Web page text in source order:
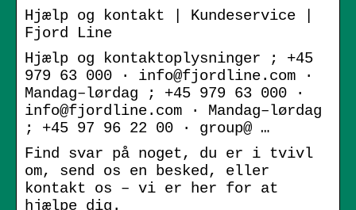
Hjælp og kontakt | Kundeservice |
Fjord Line
Hjælp og kontaktoplysninger ; +45
979 63 000 · info@fjordline.com ·
Mandag–lørdag ; +45 979 63 000 ·
info@fjordline.com · Mandag–lørdag
; +45 97 96 22 00 · group@ …
Find svar på noget, du er i tvivl
om, send os en besked, eller
kontakt os – vi er her for at
hjælpe dig.